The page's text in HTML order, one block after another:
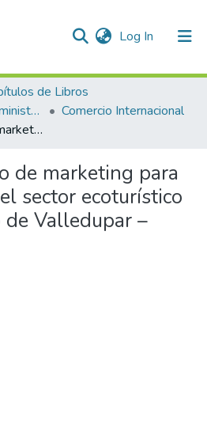
Log In (current)
de Libros
Facultad Ciencias Administrativas Contables y Económicas – Face
Comercio Internacional
Plan estratégico de marketing para las empresas del sector ecoturístico en el municipio de Valledupar – Cesar
de marketing para
sector ecoturístico
Valledupar –